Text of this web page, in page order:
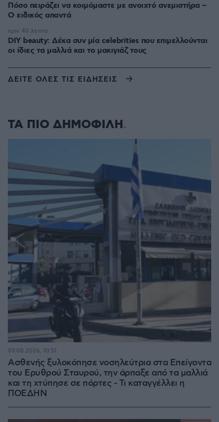
Πόσο πειράζει να κοιμόμαστε με ανοιχτό ανεμιστήρα –
Ο ειδικός απαντά
DIY beauty: Δέκα συν μία celebrities που επιμελλούνται
οι ίδιες τα μαλλιά και το μακιγιάζ τους
πριν 40 λεπτά
ΔΕΙΤΕ ΟΛΕΣ ΤΙΣ ΕΙΔΗΣΕΙΣ
ΤΑ ΠΙΟ ΔΗΜΟΦΙΛΗ
Ασθενής ξυλοκόπησε νοσηλεύτρια στα Επείγοντα
του Ερυθρού Σταυρού, την άρπαξε από τα μαλλιά
και τη χτύπησε σε πόρτες - Τι καταγγέλλει η
ΠΟΕΔΗΝ
09.08.2026, 10:51